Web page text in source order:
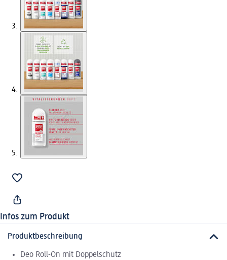
Infos zum Produkt
Produktbeschreibung
Deo Roll-On mit Doppelschutz